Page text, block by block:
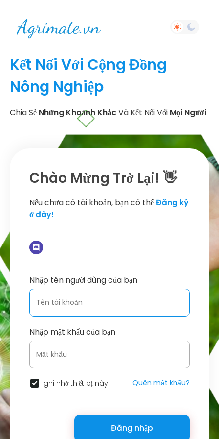
Kết Nối Với Cộng Đồng
Nông Nghiệp
Chia Sẻ Những Khoảnh KhắcVà Kết Nối Với Mọi Người
Chào Mừng Trở Lại! 👋
Nếu chưa có tài khoản, bạn có thểĐăng ký
ở đây!
Nhập tên người dùng của bạn
Nhập mật khẩu của bạn
ghi nhớ thiết bị này Quên mật khẩu?
Đăng nhập